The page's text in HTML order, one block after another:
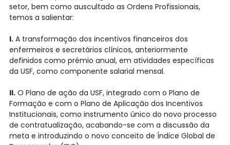
setor, bem como auscultado as Ordens Profissionais,
temos a salientar:
I.A transformação dos incentivos financeiros dos
enfermeiros e secretários clínicos, anteriormente
definidos como prémio anual, em atividades específicas
da USF, como componente salarial mensal.
II.O Plano de ação da USF, integrado com o Plano de
Formação e com o Plano de Aplicação dos Incentivos
Institucionais, como instrumento único do novo processo
de contratualização, acabando-se com a discussão da
meta e introduzindo o novo conceito de Índice Global de